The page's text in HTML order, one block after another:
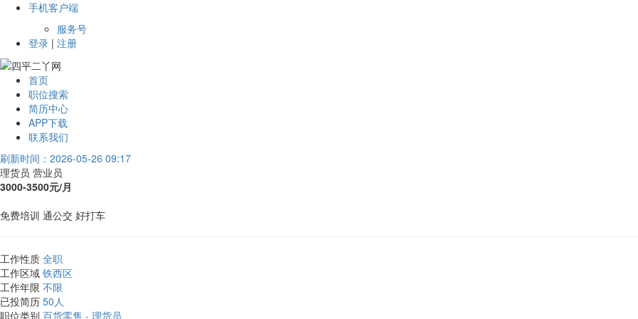
手机客户端
服务号
登录 | 注册
首页
职位搜索
简历中心
APP下载
联系我们
刷新时间：2026-05-26 09:17
理货员 营业员
3000-3500元/月
免费培训 通公交 好打车
工作性质 全职
工作区域 铁西区
工作年限 不限
已投简历 50人
职位类别 百货零售 - 理货员